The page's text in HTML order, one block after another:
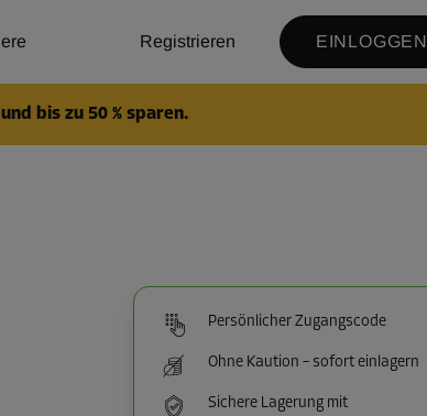
Registrieren EINLOGGEN
bis zu 50 % sparen.
Persönlicher Zugangscode
Ohne Kaution – sofort einlagern
Sichere Lagerung mit